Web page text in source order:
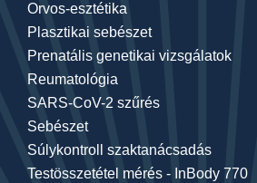
Orvos-esztétika
Plasztikai sebészet
Prenatális genetikai vizsgálatok
Reumatológia
SARS-CoV-2 szűrés
Sebészet
Súlykontroll szaktanácsadás
Testösszetétel mérés - InBody 770